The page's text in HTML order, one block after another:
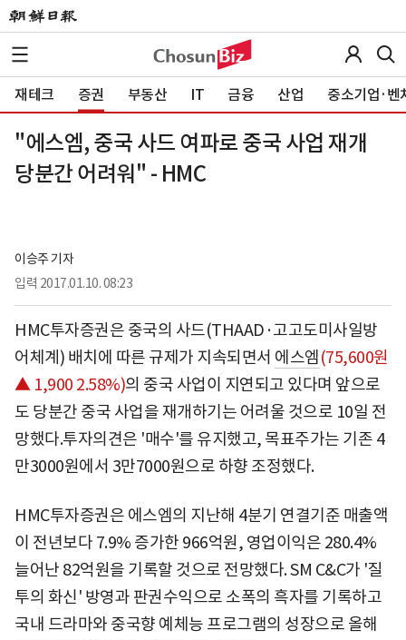
재테크 증권 부동산 IT 금융 산업 중소기업·벤
"에스엠, 중국 사드 여파로 중국 사업 재개
당분간 어려워" - HMC
이승주 기자
입력 2017.01.10. 08:23
HMC투자증권은 중국의 사드(THAAD·고고도미사일방
어체계) 배치에 따른 규제가 지속되면서 에스엠(75,600원
▲ 1,900 2.58%)의 중국 사업이 지연되고 있다며 앞으로
도 당분간 중국 사업을 재개하기는 어려울 것으로 10일 전
망했다.투자의견은 '매수'를 유지했고, 목표주가는 기존 4
만3000원에서 3만7000원으로 하향 조정했다.
HMC투자증권은 에스엠의 지난해 4분기 연결기준 매출액
이 전년보다 7.9% 증가한 966억원, 영업이익은 280.4%
늘어난 82억원을 기록할 것으로 전망했다. SM C&C가 '질
투의 화신' 방영과 판권수익으로 소폭의 흑자를 기록하고
국내 드라마와 중국향 예체능 프로그램의 성장으로 올해